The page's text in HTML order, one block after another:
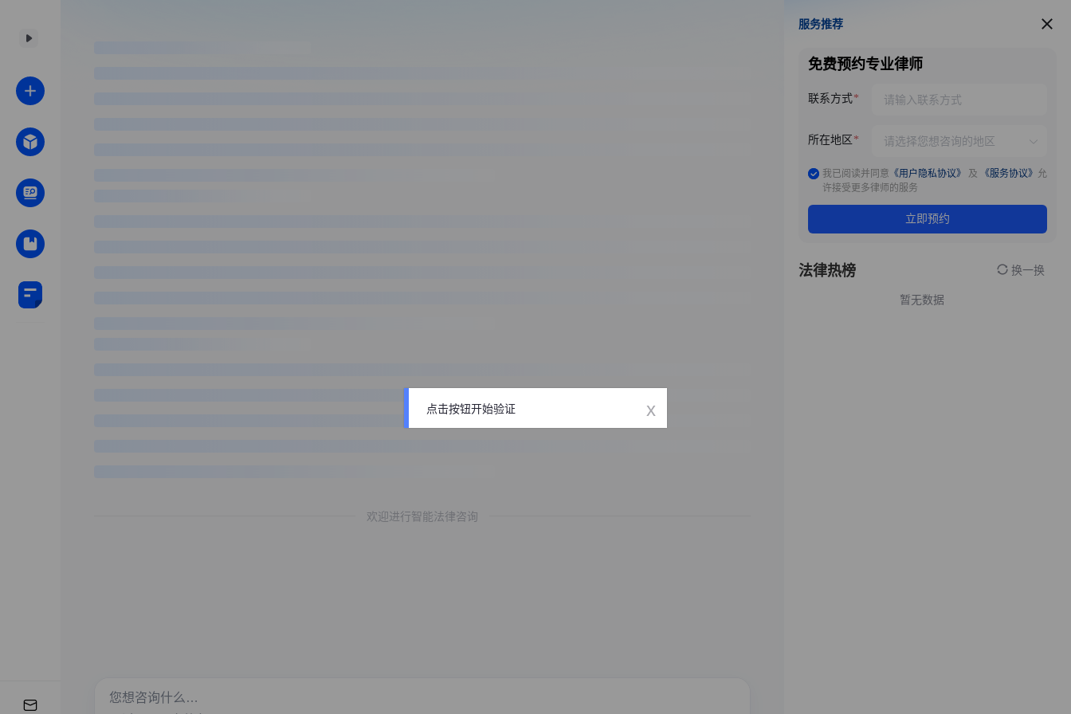
欢迎进行智能法律咨询
服务推荐
服务推荐
免费预约专业律师
联系方式
所在地区
我已阅读并同意 《用户隐私协议》 及 《服务协议》 允
许接受更多律师的服务
立即预约
法律热榜 换一换
暂无数据
点击按钮开始验证 x